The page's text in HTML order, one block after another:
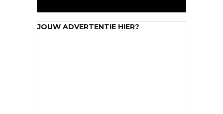
JOUW ADVERTENTIE HIER?